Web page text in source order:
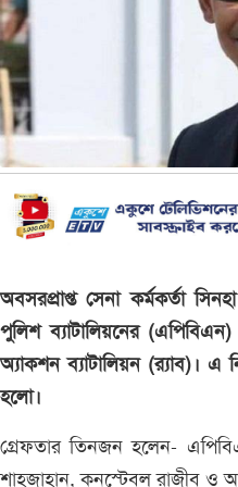
অবসরপ্রাপ্ত সেনা কর্মকর্তা
পুলিশ ব্যাটালিয়নের
অ্যাকশন ব্যাটালিয়ন (র‌্যাব)।
হলো।
গ্রেফতার তিনজন হলেন-
শাহজাহান, কনস্টেবল রাজীব ও